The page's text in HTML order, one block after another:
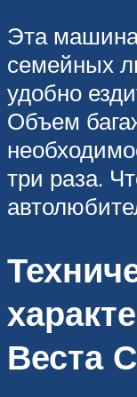
Эта
семейных
удобно
Объем
три раза.
Веста